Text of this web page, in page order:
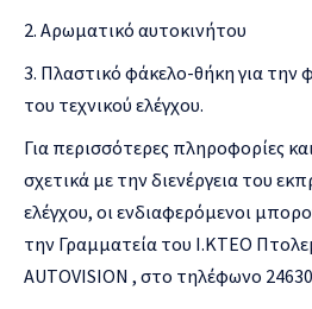
Αρωματικό αυτοκινήτου
Πλαστικό φάκελο-θήκη για την
του τεχνικού ελέγχου.
Για περισσότερες πληροφορίες
σχετικά με την διενέργεια του
ελέγχου, οι ενδιαφερόμενοι
την Γραμματεία του Ι.ΚΤΕΟ
AUTOVISION , στο τηλέφωνο